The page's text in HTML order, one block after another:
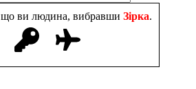
що ви людина, вибравши Зірка.